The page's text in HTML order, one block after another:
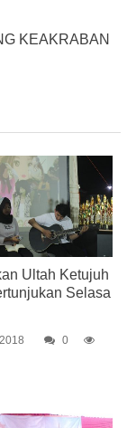
KEAKRABAN
Ultah Ketujuh
Selasa
0